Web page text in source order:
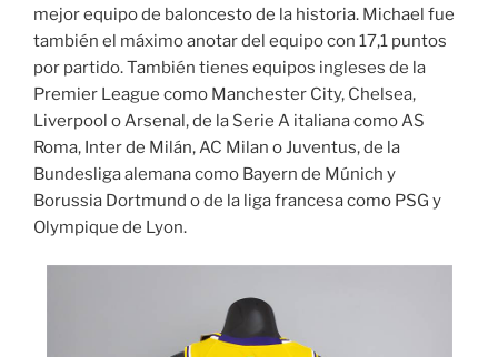
mejor equipo de baloncesto de la historia. Michael fue
también el máximo anotar del equipo con 17,1 puntos
por partido. También tienes equipos ingleses de la
Premier League como Manchester City, Chelsea,
Liverpool o Arsenal, de la Serie A italiana como AS
Roma, Inter de Milán, AC Milan o Juventus, de la
Bundesliga alemana como Bayern de Múnich y
Borussia Dortmund o de la liga francesa como PSG y
Olympique de Lyon.